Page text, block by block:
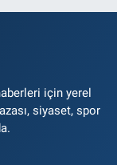
için yerel
siyaset, spor